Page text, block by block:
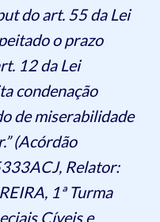
do art. 55 da Lei
o prazo
12 da Lei
condenação
de miserabilidade
(Acórdão
Relator:
1ª Turma
Cíveis e